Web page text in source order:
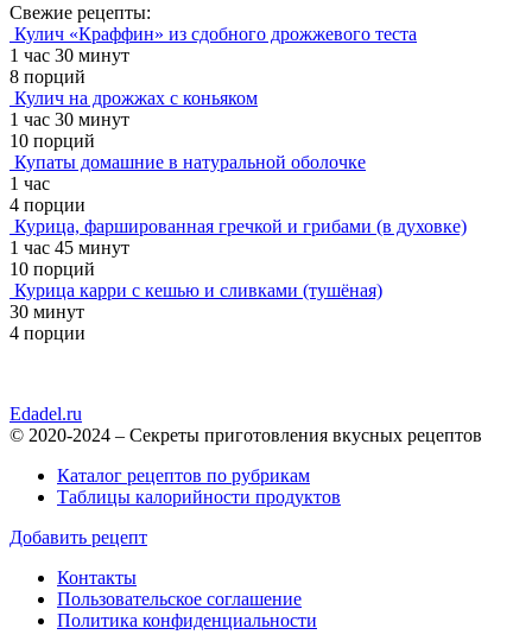
Свежие рецепты:
Кулич «Краффин» из сдобного дрожжевого теста
1 час 30 минут
8 порций
Кулич на дрожжах с коньяком
1 час 30 минут
10 порций
Купаты домашние в натуральной оболочке
1 час
4 порции
Курица, фаршированная гречкой и грибами (в духовке)
1 час 45 минут
10 порций
Курица карри с кешью и сливками (тушёная)
30 минут
4 порции
Edadel.ru
© 2020-2024 – Секреты приготовления вкусных рецептов
Каталог рецептов по рубрикам
Таблицы калорийности продуктов
Добавить рецепт
Контакты
Пользовательское соглашение
Политика конфиденциальности